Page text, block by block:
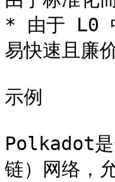
* 由于 L0
易快速且廉
示例
Polkadot是
链）网络，